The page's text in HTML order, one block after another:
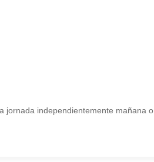
jornada independientemente mañana o